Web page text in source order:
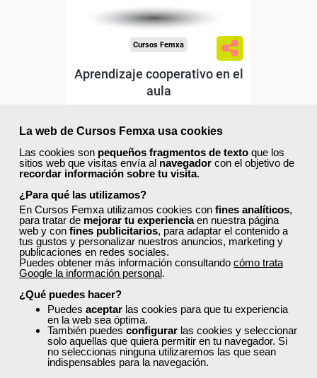
La web de Cursos Femxa usa cookies
Las cookies son pequeños fragmentos de texto que los
sitios web que visitas envía al navegador con el objetivo de
recordar información sobre tu visita.
¿Para qué las utilizamos?
En Cursos Femxa utilizamos cookies con fines analíticos,
para tratar de mejorar tu experienciaen nuestra página
web y con fines publicitarios, para adaptar el contenido a
tus gustos y personalizar nuestros anuncios, marketing y
publicaciones en redes sociales.
Puedes obtener más información consultando cómo trata
Google la información personal.
¿Qué puedes hacer?
Puedes aceptar las cookies para que tu experiencia
en la web sea óptima.
También puedes configurar las cookies y seleccionar
solo aquellas que quiera permitir en tu navegador. Si
no seleccionas ninguna utilizaremos las que sean
indispensables para la navegación.
Cursos Femxa
Aprendizaje cooperativo en el
aula
Curso Gratuito
30 horas
Online (toda España)
Ver curso
0 7
ONLINE
Formación 100%
subvencionada.
Para desempleados,
trabajadores y autónomos.